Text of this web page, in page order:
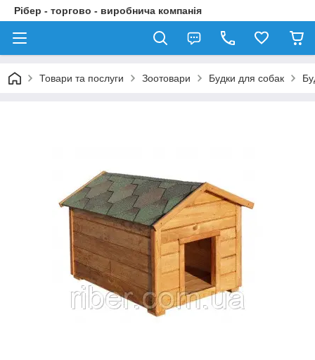
Рібер - торгово - виробнича компанія
Товари та послуги Зоотовари Будки для собак